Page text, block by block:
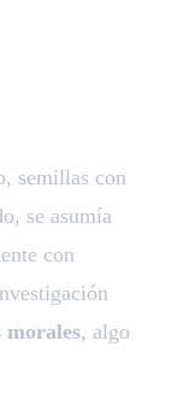
semillas con
se asumía
con
morales, algo